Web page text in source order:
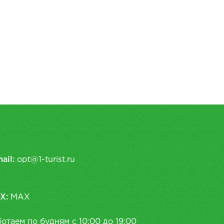
opt@1-turist.ru
MAX
по будням с 10:00 до 19:00